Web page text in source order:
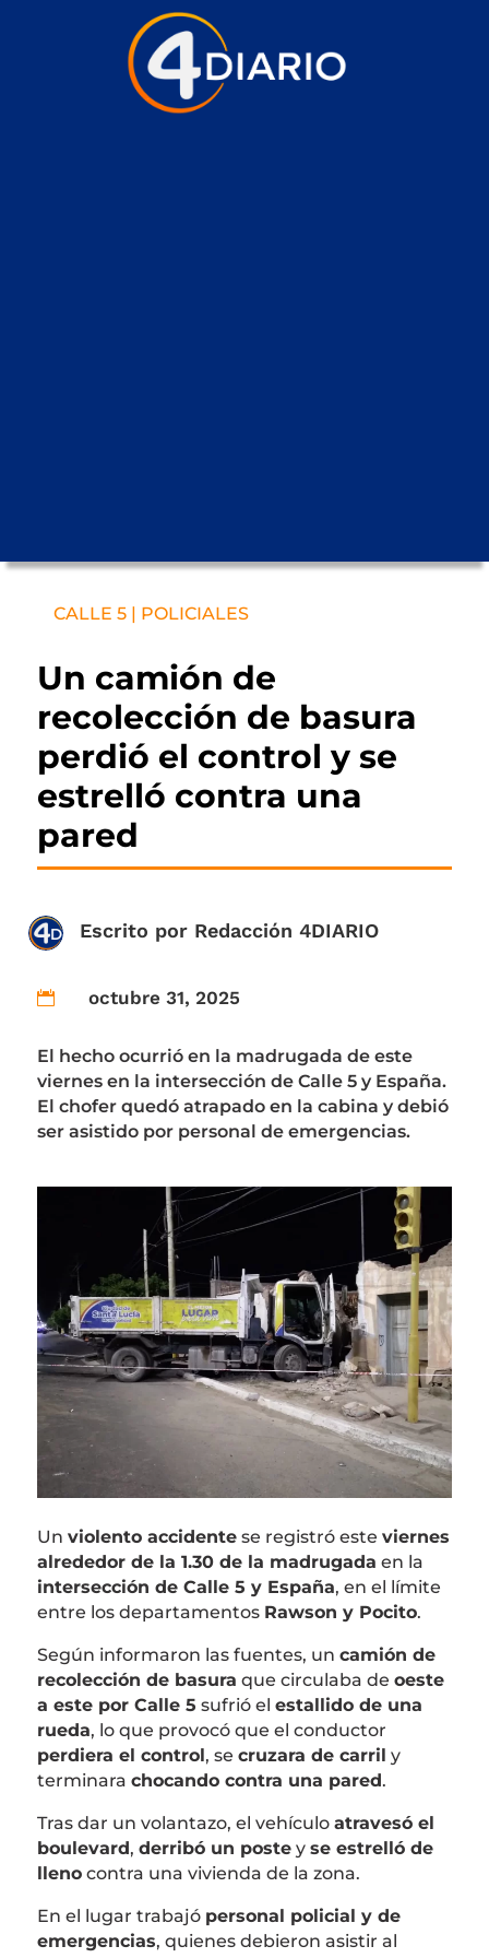
CALLE 5 | POLICIALES
Un camión de
recolección de basura
perdió el control y se
estrelló contra una
pared
Escrito por Redacción 4DIARIO
 octubre 31, 2025
El hecho ocurrió en la madrugada de este
viernes en la intersección de Calle 5 y España.
El chofer quedó atrapado en la cabina y debió
ser asistido por personal de emergencias.
Un violento accidentese registró este viernes
alrededor de la 1.30 de la madrugada en la
intersección de Calle 5 y España, en el límite
entre los departamentos Rawson y Pocito.
Según informaron las fuentes, un camión de
recolección de basura que circulaba de oeste
a este por Calle 5 sufrió el estallido de una
rueda, lo que provocó que el conductor
perdiera el control, se cruzara de carril y
terminara chocando contra una pared.
Tras dar un volantazo, el vehículo atravesó el
boulevard, derribó un postey se estrelló de
llenocontra una vivienda de la zona.
En el lugar trabajó personal policial y de
emergencias, quienes debieron asistir al